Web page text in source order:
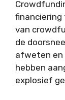
financiering
van
de
afweten en
hebben
explosief